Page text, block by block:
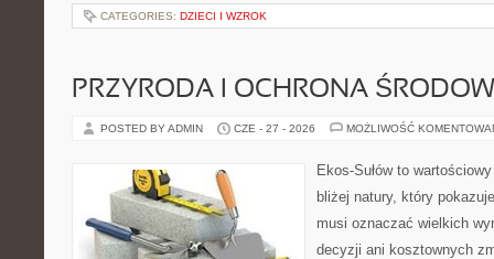
CATEGORIES: DZIECI I WZROK
PRZYRODA I OCHRONA
POSTED BY ADMIN CZE - 27 - 2026 MOŻLIWOŚĆ
Ekos-Sułów to
bliżej natury, który
musi oznaczać wielkich
decyzji ani kosztownych